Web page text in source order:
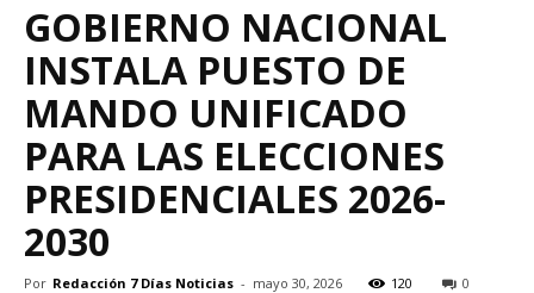
GOBIERNO NACIONAL
INSTALA PUESTO DE
MANDO UNIFICADO
PARA LAS ELECCIONES
PRESIDENCIALES 2026-
2030
Por Redacción 7 Días Noticias - mayo 30, 2026 120 0